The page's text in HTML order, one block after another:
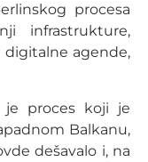
procesa
infrastrukture,
digitalne agende,
je proces koji je
Balkanu,
dešavalo i, na